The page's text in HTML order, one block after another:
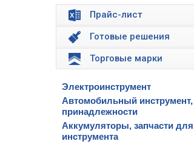
Прайс-лист
Готовые решения
Торговые марки
Электроинструмент
Автомобильный инструмент,
принадлежности
Аккумуляторы, запчасти для
инструмента